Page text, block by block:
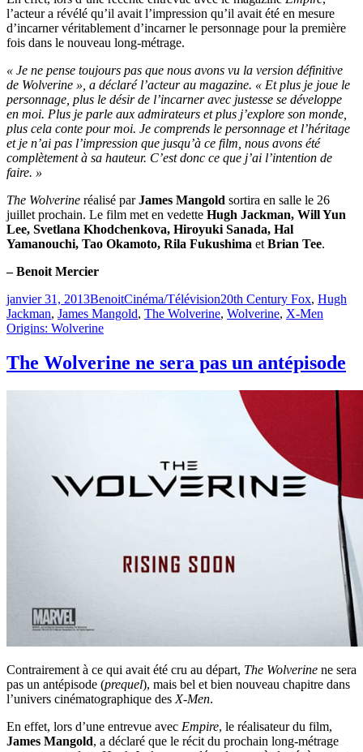
l’acteur a révélé qu’il avait l’impression qu’il avait été en mesure
d’incarner véritablement d’incarner le personnage pour la première
fois dans le nouveau long-métrage.
« Je ne pense toujours pas que nous avons vu la version définitive
de Wolverine », a déclaré l’acteur au magazine. « Et plus je joue le
personnage, plus le désir de l’incarner avec justesse se développe
en moi. Plus je parle aux admirateurs et plus j’explore son monde,
plus cela conte pour moi. Je comprends le personnage et l’héritage
et je n’ai pas l’impression que jusqu’à ce film, nous avons été
complètement à sa hauteur. C’est donc ce que j’ai l’intention de
faire. »
The Wolverine réalisé parJames Mangold sortira en salle le 26
juillet prochain. Le film met en vedette Hugh Jackman, Will Yun
Lee, Svetlana Khodchenkova, Hiroyuki Sanada, Hal
Yamanouchi, Tao Okamoto, Rila Fukushima et Brian Tee.
– Benoit Mercier
Publié
le
janvier 31, 2013BenoitCatégories
Cinéma/TélévisionÉtiquettes
20th Century Fox, Hugh
Jackman, James Mangold, The Wolverine, Wolverine, X-Men
Origins: Wolverine
The Wolverine ne sera pas un antépisode
Contrairement à ce qui avait été cru au départ, The Wolverine ne sera
pas un antépisode (prequel), mais bel et bien nouveau chapitre dans
l’univers cinématographique des X-Men.
En effet, lors d’une entrevue avec Empire, le réalisateur du film,
James Mangold, a déclaré que le récit du prochain long-métrage